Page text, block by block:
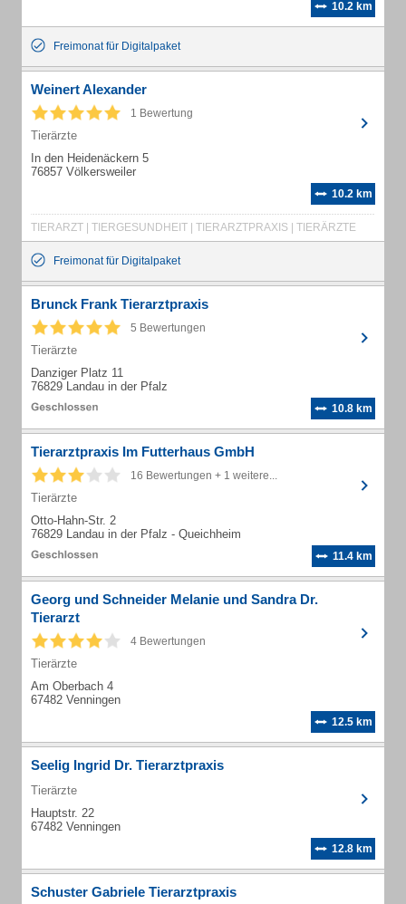
10.2 km
Freimonat für Digitalpaket
Weinert Alexander
1 Bewertung
Tierärzte
In den Heidenäckern 5
76857 Völkersweiler
10.2 km
TIERARZT | TIERGESUNDHEIT | TIERARZTPRAXIS | TIERÄRZTE
Freimonat für Digitalpaket
Brunck Frank Tierarztpraxis
5 Bewertungen
Tierärzte
Danziger Platz 11
76829 Landau in der Pfalz
10.8 km
Tierarztpraxis Im Futterhaus GmbH
16 Bewertungen + 1 weitere...
Tierärzte
Otto-Hahn-Str. 2
76829 Landau in der Pfalz - Queichheim
11.4 km
Georg und Schneider Melanie und Sandra Dr.
Tierarzt
4 Bewertungen
Tierärzte
Am Oberbach 4
67482 Venningen
12.5 km
Seelig Ingrid Dr. Tierarztpraxis
Tierärzte
Hauptstr. 22
67482 Venningen
12.8 km
Schuster Gabriele Tierarztpraxis